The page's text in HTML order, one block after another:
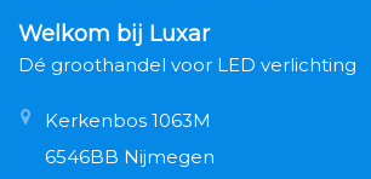
Welkom bij Luxar
Dé groothandel voor LED verlichting
Kerkenbos 1063M
6546BB Nijmegen